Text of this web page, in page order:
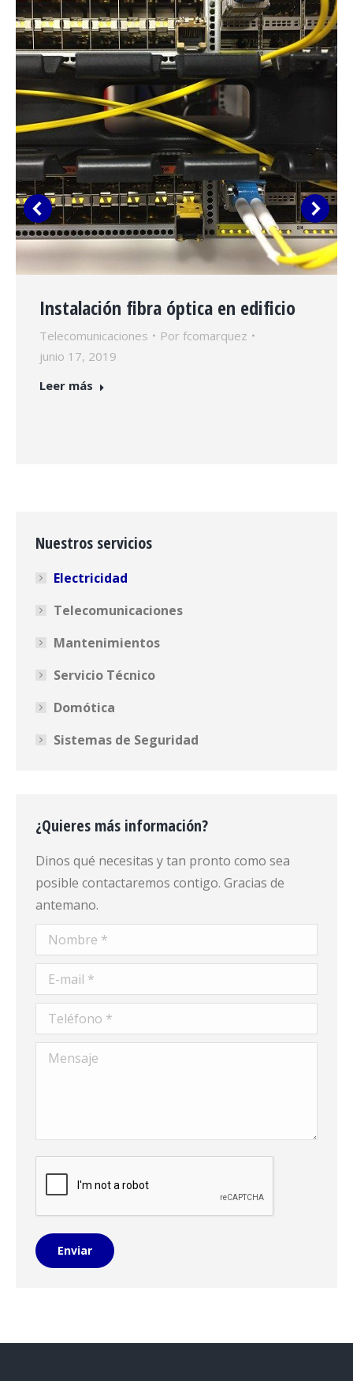
Instalación fibra óptica en edificio
Telecomunicaciones Por fcomarquez
junio 17, 2019
Leer más
Nuestros servicios
Electricidad
Telecomunicaciones
Mantenimientos
Servicio Técnico
Domótica
Sistemas de Seguridad
¿Quieres más información?
Dinos qué necesitas y tan pronto como sea
posible contactaremos contigo. Gracias de
antemano.
Nombre *
E-mail *
Teléfono *
Mensaje
Enviar